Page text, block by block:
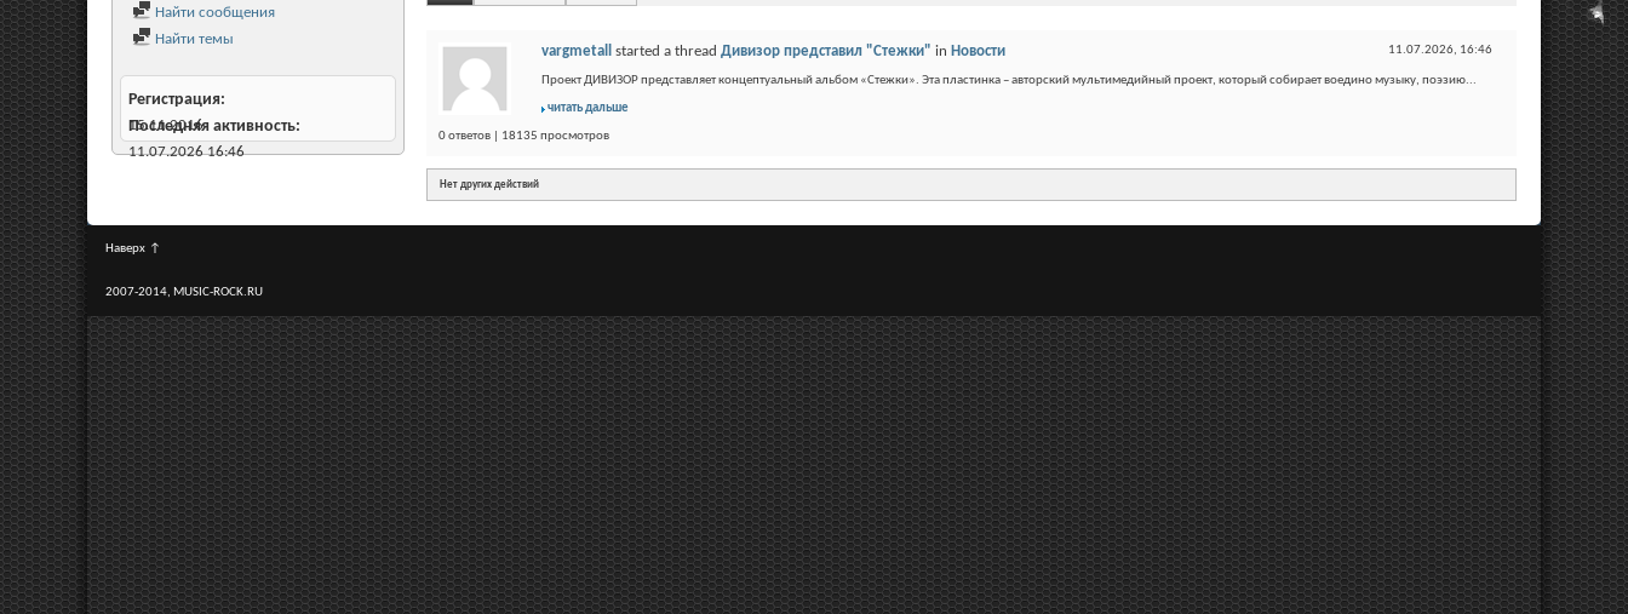
Найти сообщения
Найти темы
Регистрация
15.11.2016
Последняя активность
11.07.202616:46
11.07.2026, 16:46
vargmetall started a thread Дивизор представил "Стежки" in Новости
Проект ДИВИЗОР представляет концептуальный альбом «Стежки». Эта пластинка – авторский мультимедийный проект, который собирает воедино музыку, поэзию...
читать дальше
0 ответов | 18135 просмотров
Нет других действий
Наверх ↑
2007-2014, MUSIC-ROCK.RU